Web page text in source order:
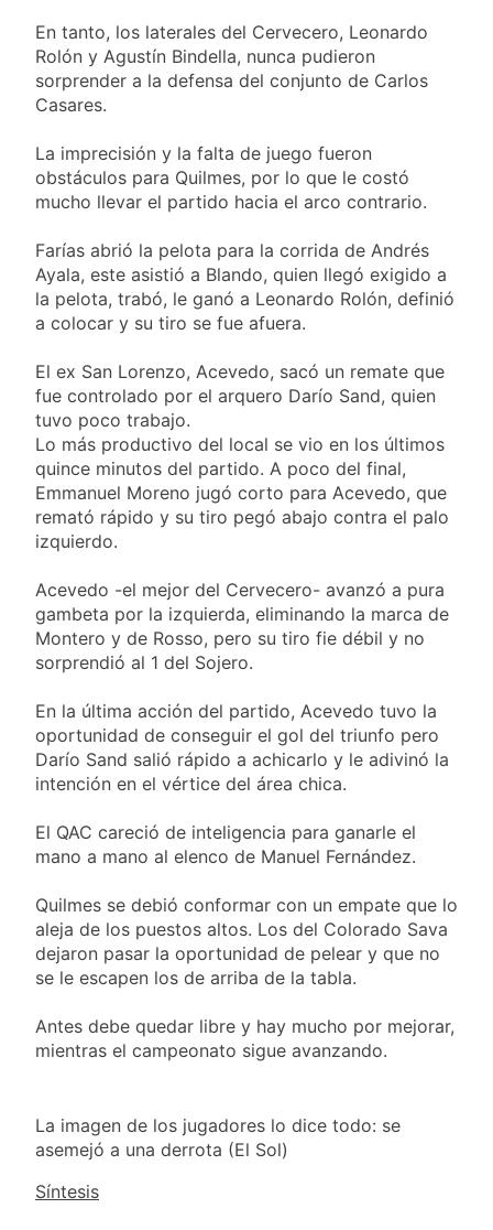
En tanto, los laterales del Cervecero, Leonardo
Rolón y Agustín Bindella, nunca pudieron
sorprender a la defensa del conjunto de Carlos
Casares.
La imprecisión y la falta de juego fueron
obstáculos para Quilmes, por lo que le costó
mucho llevar el partido hacia el arco contrario.
Farías abrió la pelota para la corrida de Andrés
Ayala, este asistió a Blando, quien llegó exigido a
la pelota, trabó, le ganó a Leonardo Rolón, definió
a colocar y su tiro se fue afuera.
El ex San Lorenzo, Acevedo, sacó un remate que
fue controlado por el arquero Darío Sand, quien
tuvo poco trabajo.
Lo más productivo del local se vio en los últimos
quince minutos del partido. A poco del final,
Emmanuel Moreno jugó corto para Acevedo, que
remató rápido y su tiro pegó abajo contra el palo
izquierdo.
Acevedo -el mejor del Cervecero- avanzó a pura
gambeta por la izquierda, eliminando la marca de
Montero y de Rosso, pero su tiro fie débil y no
sorprendió al 1 del Sojero.
En la última acción del partido, Acevedo tuvo la
oportunidad de conseguir el gol del triunfo pero
Darío Sand salió rápido a achicarlo y le adivinó la
intención en el vértice del área chica.
El QAC careció de inteligencia para ganarle el
mano a mano al elenco de Manuel Fernández.
Quilmes se debió conformar con un empate que lo
aleja de los puestos altos. Los del Colorado Sava
dejaron pasar la oportunidad de pelear y que no
se le escapen los de arriba de la tabla.
Antes debe quedar libre y hay mucho por mejorar,
mientras el campeonato sigue avanzando.
La imagen de los jugadores lo dice todo: se
asemejó a una derrota (El Sol)
Síntesis